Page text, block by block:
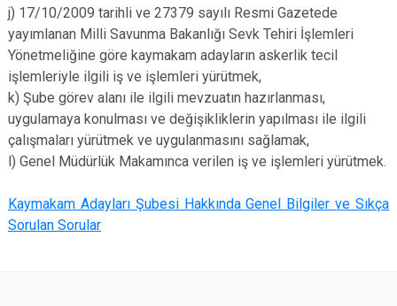
j) 17/10/2009 tarihli ve 27379 sayılı Resmi Gazetede
yayımlanan Milli Savunma Bakanlığı Sevk Tehiri İşlemleri
Yönetmeliğine göre kaymakam adayların askerlik tecil
işlemleriyle ilgili iş ve işlemleri yürütmek,
k) Şube görev alanı ile ilgili mevzuatın hazırlanması,
uygulamaya konulması ve değişikliklerin yapılması ile ilgili
çalışmaları yürütmek ve uygulanmasını sağlamak,
l) Genel Müdürlük Makamınca verilen iş ve işlemleri yürütmek.
Kaymakam Adayları Şubesi Hakkında Genel Bilgiler ve Sıkça
Sorulan Sorular